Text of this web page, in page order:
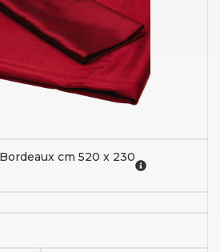
cm 520 x 230